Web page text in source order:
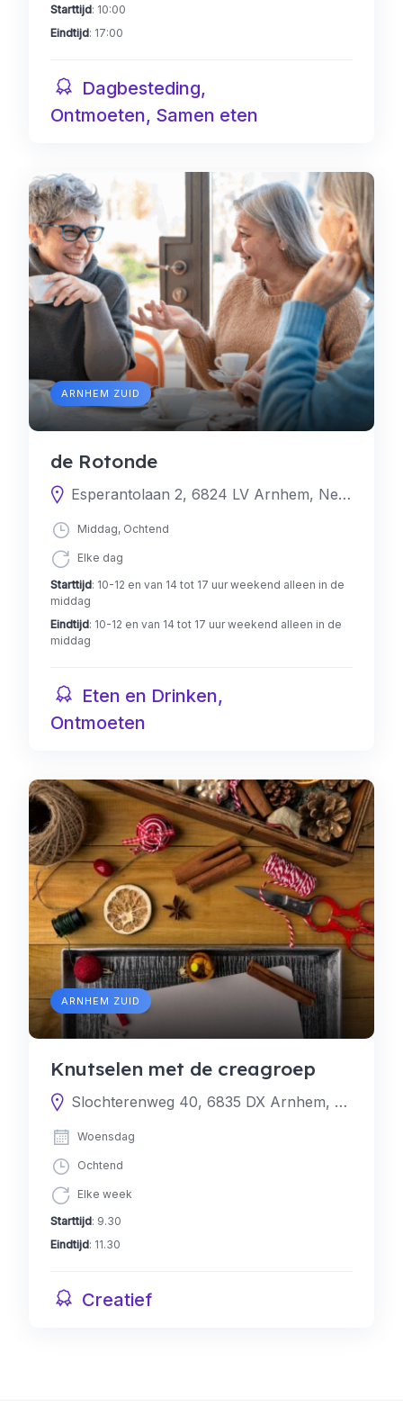
Starttijd: 10:00
Eindtijd: 17:00
Dagbesteding,
Ontmoeten, Samen eten
ARNHEM ZUID
de Rotonde
Esperantolaan 2, 6824 LV Arnhem, Nederland
Middag, Ochtend
Elke dag
Starttijd: 10-12 en van 14 tot 17 uur weekend alleen in de
middag
Eindtijd: 10-12 en van 14 tot 17 uur weekend alleen in de
middag
Eten en Drinken,
Ontmoeten
ARNHEM ZUID
Knutselen met de creagroep
Slochterenweg 40, 6835 DX Arnhem, Nederland
Woensdag
Ochtend
Elke week
Starttijd: 9.30
Eindtijd: 11.30
Creatief